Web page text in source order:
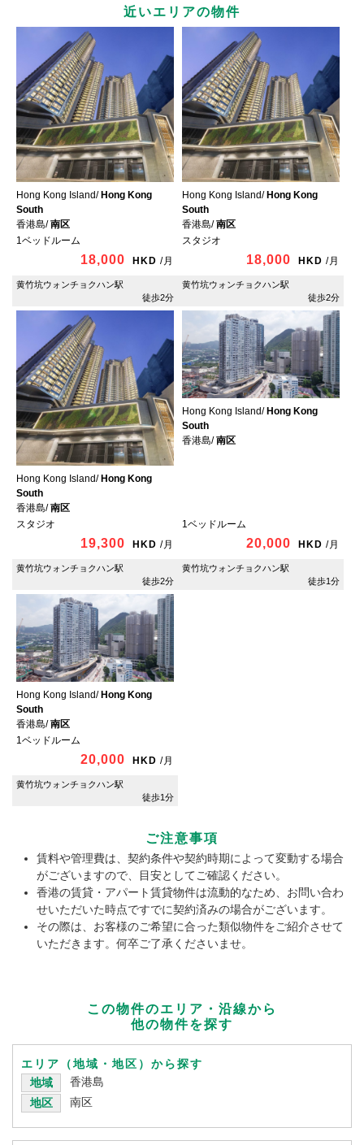
近いエリアの物件
Hong Kong Island/ Hong Kong
South
香港島/南区
1ベッドルーム
18,000 HKD /月
黄竹坑ウォンチョクハン駅
徒歩2分
Hong Kong Island/ Hong Kong
South
香港島/南区
スタジオ
18,000 HKD /月
黄竹坑ウォンチョクハン駅
徒歩2分
Hong Kong Island/ Hong Kong
South
香港島/南区
スタジオ
19,300 HKD /月
黄竹坑ウォンチョクハン駅
徒歩2分
Hong Kong Island/ Hong Kong
South
香港島/南区
1ベッドルーム
20,000 HKD /月
黄竹坑ウォンチョクハン駅
徒歩1分
Hong Kong Island/ Hong Kong
South
香港島/南区
1ベッドルーム
20,000 HKD /月
黄竹坑ウォンチョクハン駅
徒歩1分
ご注意事項
賃料や管理費は、契約条件や契約時期によって変動する場合
がございますので、目安としてご確認ください。
香港の賃貸・アパート賃貸物件は流動的なため、お問い合わ
せいただいた時点ですでに契約済みの場合がございます。
その際は、お客様のご希望に合った類似物件をご紹介させて
いただきます。何卒ご了承くださいませ。
この物件のエリア・沿線から
他の物件を探す
エリア（地域・地区）から探す
地域
香港島
地区
南区